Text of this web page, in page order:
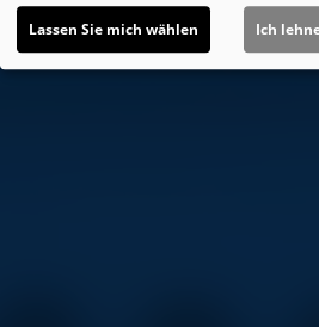
Für Tickets auf die
Lassen Sie mich wählen Ich